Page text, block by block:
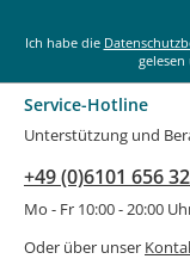
Ich habe die
Service-Hotline
Unterstützung und
+49 (0)6101 656
Mo - Fr 10:00 - 20:00
Oder über unser